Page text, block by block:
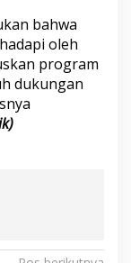
bahwa
oleh
program
dukungan